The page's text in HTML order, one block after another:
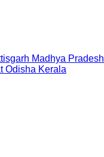
Madhya Pradesh
Odisha Kerala